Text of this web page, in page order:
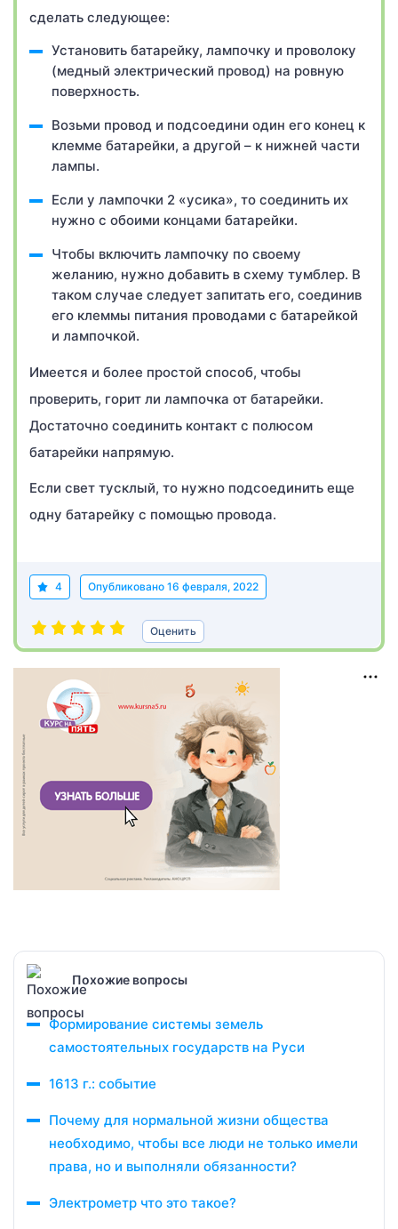
сделать следующее:
Установить батарейку, лампочку и проволоку
(медный электрический провод) на ровную
поверхность.
Возьми провод и подсоедини один его конец к
клемме батарейки, а другой – к нижней части
лампы.
Если у лампочки 2 «усика», то соединить их
нужно с обоими концами батарейки.
Чтобы включить лампочку по своему
желанию, нужно добавить в схему тумблер. В
таком случае следует запитать его, соединив
его клеммы питания проводами с батарейкой
и лампочкой.
Имеется и более простой способ, чтобы
проверить, горит ли лампочка от батарейки.
Достаточно соединить контакт с полюсом
батарейки напрямую.
Если свет тусклый, то нужно подсоединить еще
одну батарейку с помощью провода.
4 Опубликовано 16 февраля, 2022
Оценить
Похожие вопросы
Формирование системы земель
самостоятельных государств на Руси
1613 г.: событие
Почему для нормальной жизни общества
необходимо, чтобы все люди не только имели
права, но и выполняли обязанности?
Электрометр что это такое?